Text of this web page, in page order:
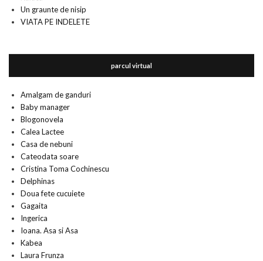
Un graunte de nisip
VIATA PE INDELETE
parcul virtual
Amalgam de ganduri
Baby manager
Blogonovela
Calea Lactee
Casa de nebuni
Cateodata soare
Cristina Toma Cochinescu
Delphinas
Doua fete cucuiete
Gagaita
Ingerica
Ioana. Asa si Asa
Kabea
Laura Frunza